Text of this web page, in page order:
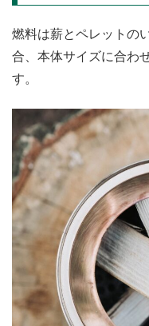
燃料は薪とペレットの
合、本体サイズに合わ
す。